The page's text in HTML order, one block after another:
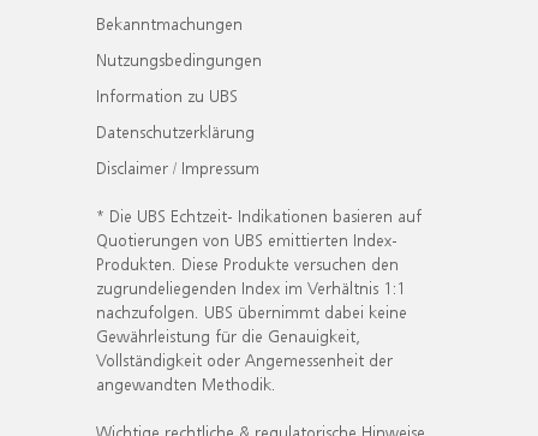
Bekanntmachungen
Nutzungsbedingungen
Information zu UBS
Datenschutzerklärung
Disclaimer / Impressum
* Die UBS Echtzeit- Indikationen basieren auf
Quotierungen von UBS emittierten Index-
Produkten. Diese Produkte versuchen den
zugrundeliegenden Index im Verhältnis 1:1
nachzufolgen. UBS übernimmt dabei keine
Gewährleistung für die Genauigkeit,
Vollständigkeit oder Angemessenheit der
angewandten Methodik.